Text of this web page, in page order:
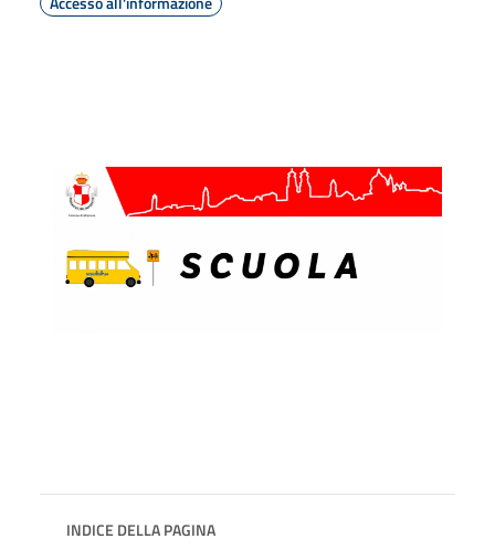
INDICE DELLA PAGINA